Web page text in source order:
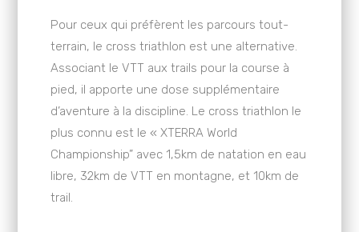
Pour ceux qui préfèrent les parcours tout-
terrain, le cross triathlon est une alternative.
Associant le VTT aux trails pour la course à
pied, il apporte une dose supplémentaire
d’aventure à la discipline. Le cross triathlon le
plus connu est le « XTERRA World
Championship” avec 1,5km de natation en eau
libre, 32km de VTT en montagne, et 10km de
trail.